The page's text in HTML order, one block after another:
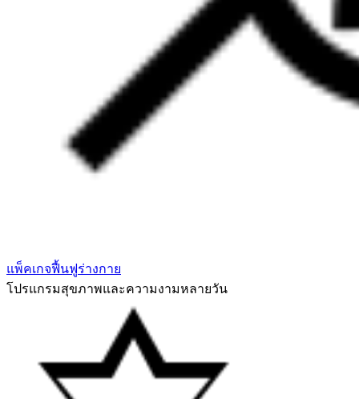
แพ็คเกจฟื้นฟูร่างกาย
โปรแกรมสุขภาพและความงามหลายวัน